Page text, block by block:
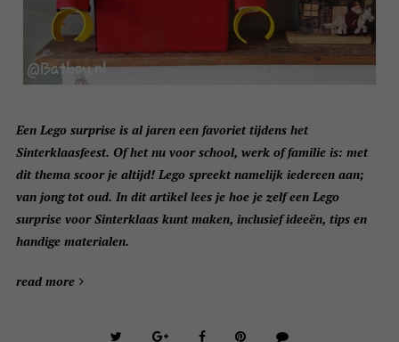
Een Lego surprise is al jaren een favoriet tijdens het
Sinterklaasfeest. Of het nu voor school, werk of familie is: met
dit thema scoor je altijd! Lego spreekt namelijk iedereen aan;
van jong tot oud. In dit artikel lees je hoe je zelf een Lego
surprise voor Sinterklaas kunt maken, inclusief ideeën, tips en
handige materialen.
read more